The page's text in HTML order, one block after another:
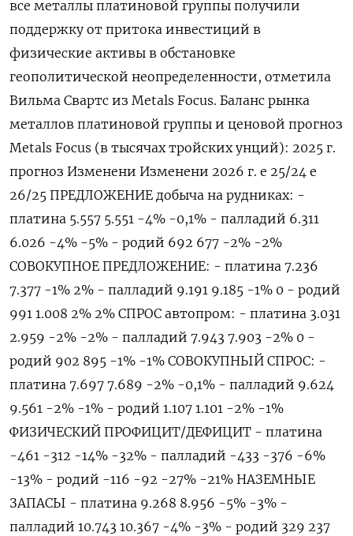
все металлы ​платиновой группы ​получили
поддержку ‌от притока инвестиций в
физические активы в ​обстановке
геополитической неопределенности, отметила
Вильма Свартс из Metals Focus. Баланс рынка
металлов платиновой группы и ценовой прогноз
Metals Focus (в тысячах тройских унций): 2025 г.
прогноз Изменени Изменени 2026 г. е 25/24 е
26/25 ПРЕДЛОЖЕНИЕ добыча на рудниках: -
платина 5.557 5.551 -4% -0,1% - палладий 6.311
6.026 -4% -5% - родий 692 677 -2% -2%
СОВОКУПНОЕ ПРЕДЛОЖЕНИЕ: - ​платина 7.236
7.377 -1% 2% - палладий 9.191 9.185 -1% 0 - ⁠родий
991 1.008 2% 2% СПРОС автопром: - платина 3.031
2.959 -2% -2% - палладий 7.943 7.903 -2% 0 -
родий 902 895 -1% -1% СОВОКУПНЫЙ СПРОС: -
платина 7.697 7.689 -2% -0,1% - палладий 9.624
9.561 -2% -1% - родий 1.107 1.101 -2% -1%
ФИЗИЧЕСКИЙ ПРОФИЦИТ/ДЕФИЦИТ - платина
-461 -312 -14% -32% - палладий -433 -376 -6%
-13% - ‌родий -116 -92 -27% -21% НАЗЕМНЫЕ
ЗАПАСЫ - платина 9.268 8.956 -5% -3% -
палладий 10.743 10.367 -4% -3% - родий 329 237